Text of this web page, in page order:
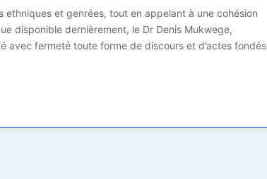
et genrées, tout en appelant à une cohésion
disponible dernièrement, le Dr Denis Mukwege,
avec fermeté toute forme de discours et d’actes fondés